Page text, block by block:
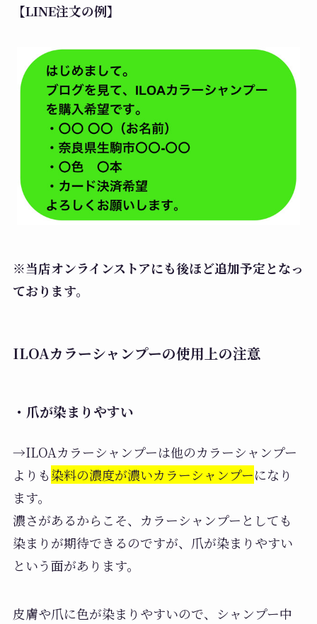
【LINE注文の例】
※当店オンラインストアにも後ほど追加予定となっ
ております。
ILOAカラーシャンプーの使用上の注意
・爪が染まりやすい
→ILOAカラーシャンプーは他のカラーシャンプー
よりも染料の濃度が濃いカラーシャンプーになり
ます。
濃さがあるからこそ、カラーシャンプーとしても
染まりが期待できるのですが、爪が染まりやすい
という面があります。
皮膚や爪に色が染まりやすいので、シャンプー中